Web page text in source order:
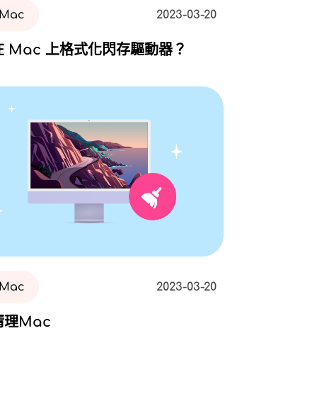
2023-03-20
Mac 上格式化閃存驅動器？
2023-03-20
理Mac